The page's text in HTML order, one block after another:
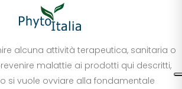
alcuna attività terapeutica, sanitaria o
malattie ai prodotti qui descritti,
si vuole ovviare alla fondamentale